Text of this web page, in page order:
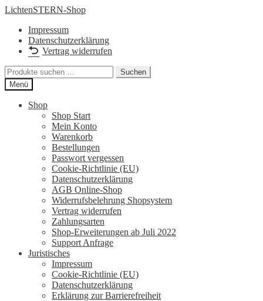
Zur
springen
Zum
springen
LichtenSTERN-Shop
Impressum
Datenschutzerklärung
Vertrag widerrufen
Suchen
nach:
Suchen
Menü
Shop
Shop Start
Mein Konto
Warenkorb
Bestellungen
Passwort vergessen
Cookie-Richtlinie (EU)
Datenschutzerklärung
AGB Online-Shop
Widerrufsbelehrung Shopsystem
Vertrag widerrufen
Zahlungsarten
Shop-Erweiterungen ab Juli 2022
Support Anfrage
Juristisches
Impressum
Cookie-Richtlinie (EU)
Datenschutzerklärung
Erklärung zur Barrierefreiheit